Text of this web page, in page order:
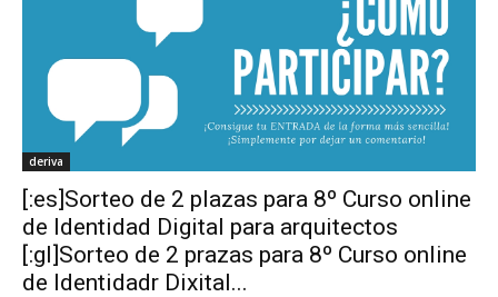
deriva
[:es]Sorteo de 2 plazas para 8º Curso online
de Identidad Digital para arquitectos
[:gl]Sorteo de 2 prazas para 8º Curso online
de Identidadr Dixital...